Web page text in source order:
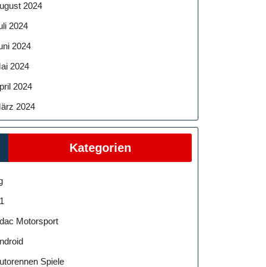
2024
2024
2024
2024
2024
2024
Kategorien
Motorsport
Spiele